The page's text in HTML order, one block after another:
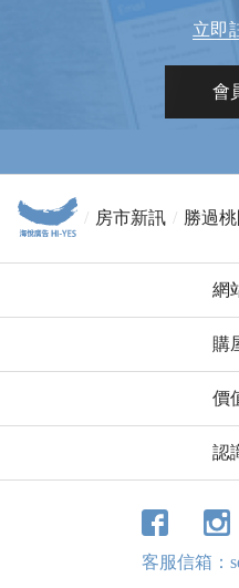
立即
會
房市新訊 勝過桃園 台中列
網
購
價
認
客服信箱：